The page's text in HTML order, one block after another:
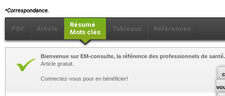
⁎Correspondance.
PDF Article
Résumé
Mots clés
Tableaux Références
Bienvenue sur EM-consulte, la référence des professionnels de santé.
Article gratuit.
Connectez-vous pour en bénéficier!